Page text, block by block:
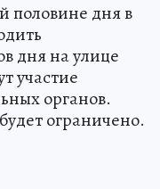
половине дня в
дня на улице
участие
органов.
ограничено.